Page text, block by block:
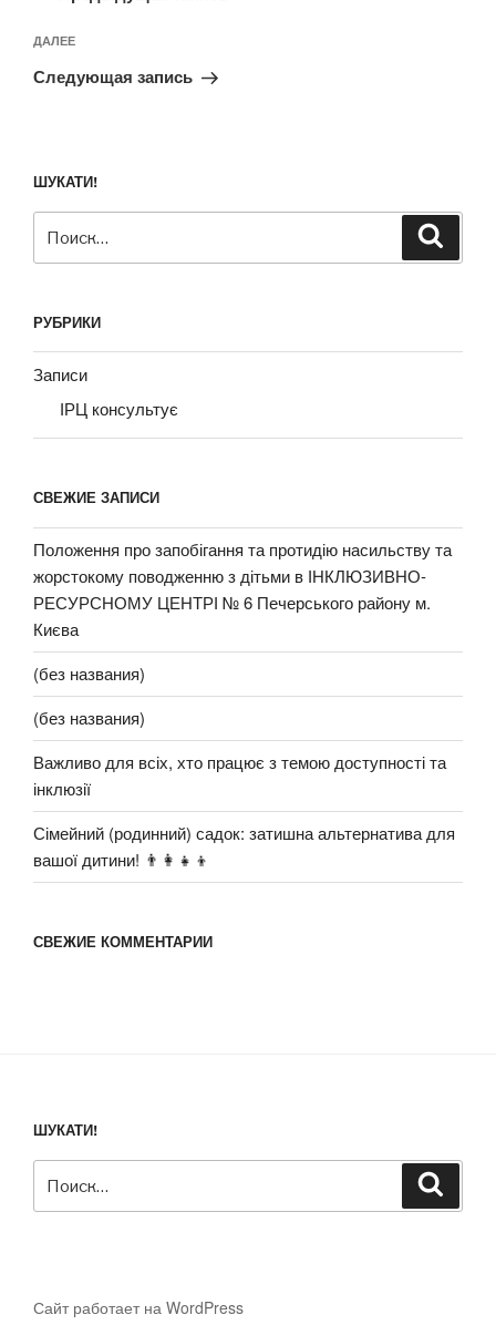
Следующая
запись
ДАЛЕЕ
Следующая запись
ШУКАТИ!
РУБРИКИ
Записи
ІРЦ консультує
СВЕЖИЕ ЗАПИСИ
Положення про запобігання та протидію насильству та
жорстокому поводженню з дітьми в ІНКЛЮЗИВНО-
РЕСУРСНОМУ ЦЕНТРІ № 6 Печерського району м.
Києва
(без названия)
(без названия)
Важливо для всіх, хто працює з темою доступності та
інклюзії
Сімейний (родинний) садок: затишна альтернатива для
вашої дитини! 👨‍👩‍👧‍👦
СВЕЖИЕ КОММЕНТАРИИ
ШУКАТИ!
Сайт работает на WordPress